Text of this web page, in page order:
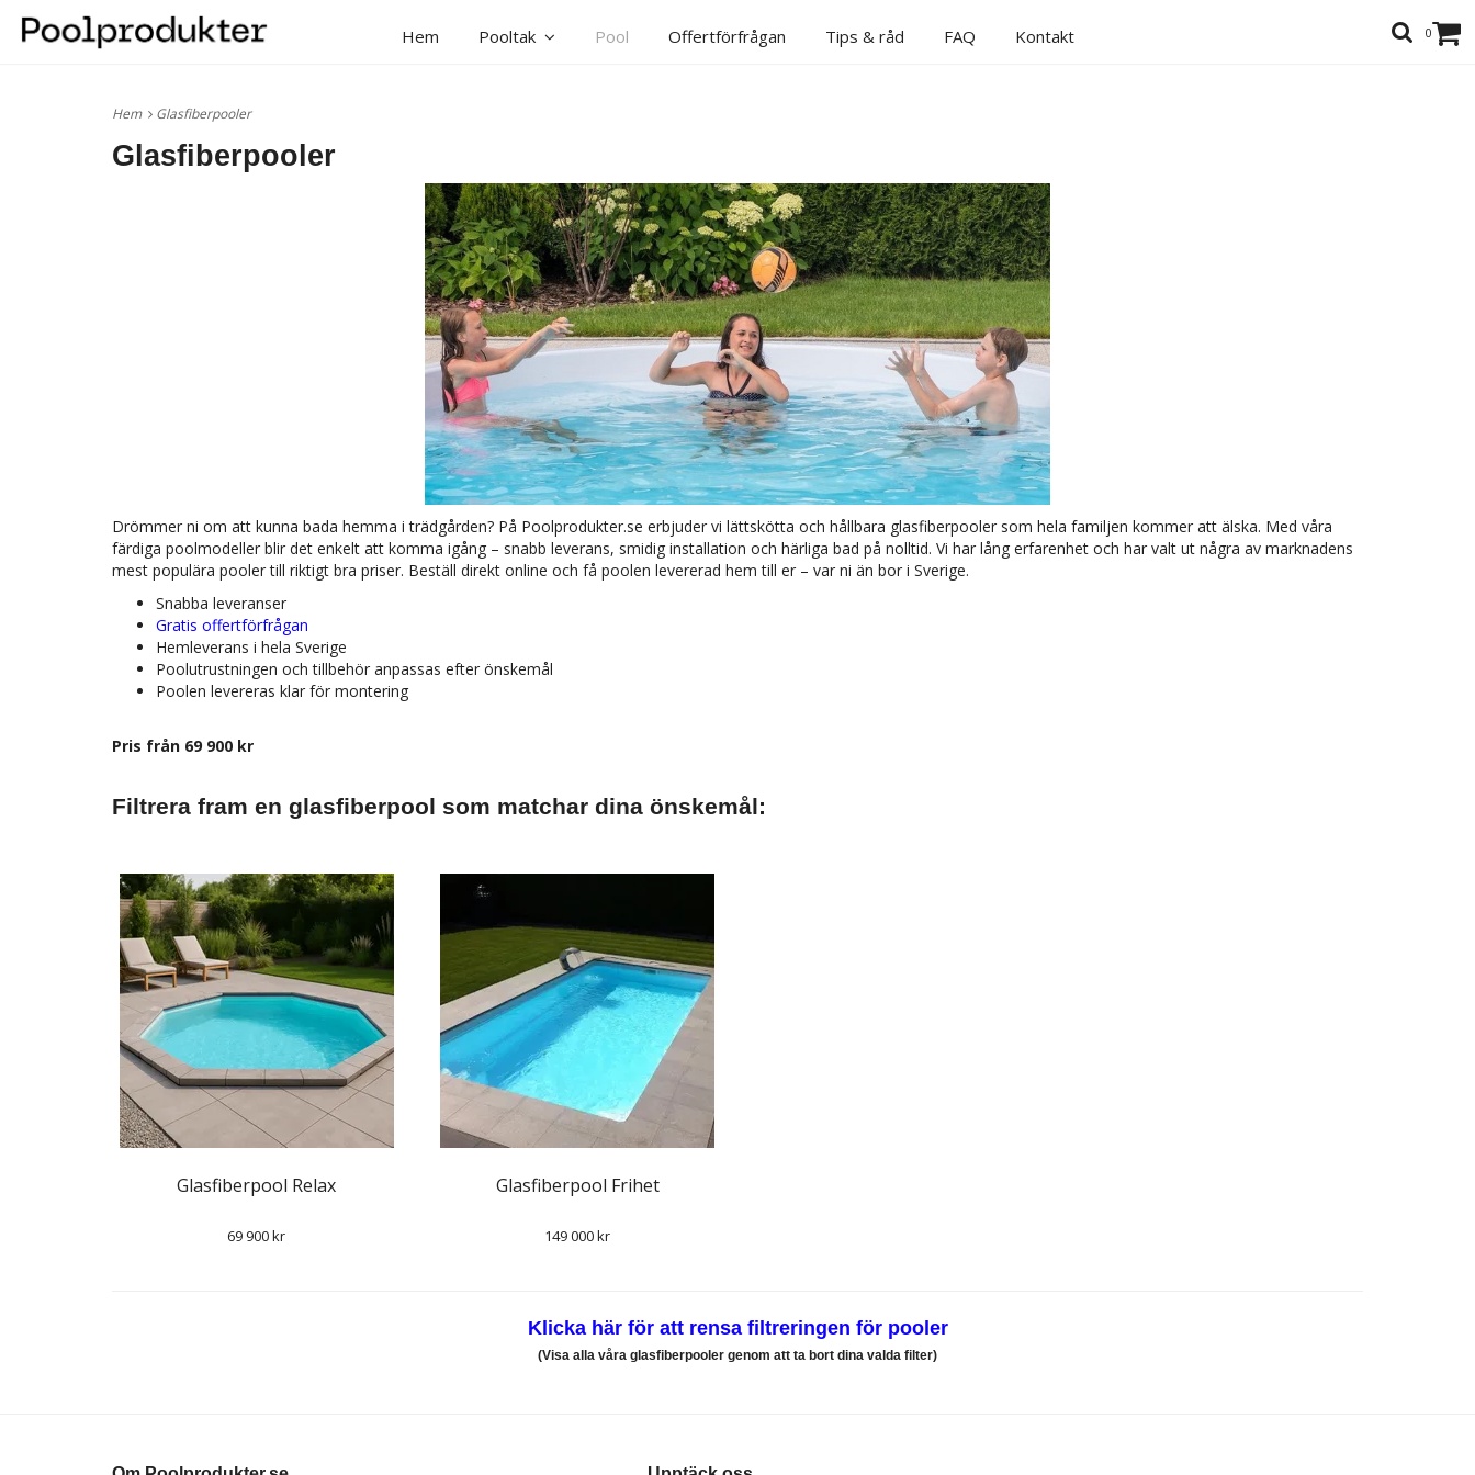
Hem Glasfiberpooler
Glasfiberpooler
Drömmer ni om att kunna bada hemma i trädgården? På Poolprodukter.se erbjuder vi lättskötta och hållbara glasfiberpooler som hela familjen kommer att älska. Med våra
färdiga poolmodeller blir det enkelt att komma igång – snabb leverans, smidig installation och härliga bad på nolltid. Vi har lång erfarenhet och har valt ut några av marknadens
mest populära pooler till riktigt bra priser. Beställ direkt online och få poolen levererad hem till er – var ni än bor i Sverige.
Snabba leveranser
Gratis offertförfrågan
Hemleverans i hela Sverige
Poolutrustningen och tillbehör anpassas efter önskemål
Poolen levereras klar för montering
Pris från 69 900 kr
Filtrera fram en glasfiberpool som matchar dina önskemål:
Glasfiberpool Relax
69 900 kr
Glasfiberpool Frihet
149 000 kr
Klicka här för att rensa filtreringen för pooler
(Visa alla våra glasfiberpooler genom att ta bort dina valda filter)
Hem Pooltak Pool Offertförfrågan Tips & råd FAQ Kontakt 0